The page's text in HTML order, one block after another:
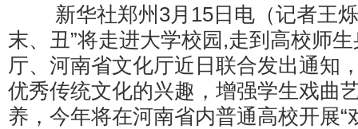
新华社郑州3月15日电（记者王烁
末、丑”将走进大学校园,走到高校师
厅、河南省文化厅近日联合发出通知
优秀传统文化的兴趣，增强学生戏曲
养，今年将在河南省内普通高校开展“